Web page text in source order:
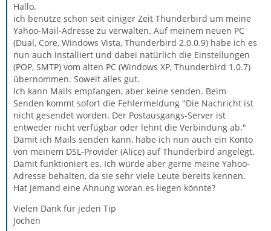
Hallo,
ich benutze schon seit einiger Zeit Thunderbird um meine
Yahoo-Mail-Adresse zu verwalten. Auf meinem neuen PC
(Dual, Core, Windows Vista, Thunderbird 2.0.0.9) habe ich es
nun auch installiert und dabei natürlich die Einstellungen
(POP, SMTP) vom alten PC (Windows XP, Thunderbird 1.0.7)
übernommen. Soweit alles gut.
Ich kann Mails empfangen, aber keine senden. Beim
Senden kommt sofort die Fehlermeldung "Die Nachricht ist
nicht gesendet worden. Der Postausgangs-Server ist
entweder nicht verfügbar oder lehnt die Verbindung ab."
Damit ich Mails senden kann, habe ich nun auch ein Konto
von meinem DSL-Provider (Alice) auf Thunderbird angelegt.
Damit funktioniert es. Ich würde aber gerne meine Yahoo-
Adresse behalten, da sie sehr viele Leute bereits kennen.
Hat jemand eine Ahnung woran es liegen könnte?
Vielen Dank für jeden Tip
Jochen